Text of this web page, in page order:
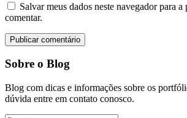
Salvar meus dados neste navegador para
comentar.
Sobre o Blog
Blog com dicas e informações sobre os
dúvida entre em contato conosco.